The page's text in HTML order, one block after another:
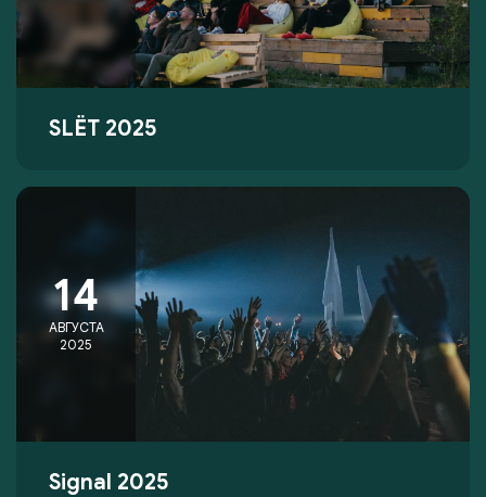
SLЁT 2025
14
АВГУСТА
2025
Signal 2025